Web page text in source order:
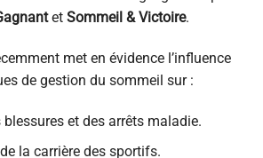
et Sommeil & Victoire.
met en évidence l’influence
de gestion du sommeil sur :
et des arrêts maladie.
la carrière des sportifs.